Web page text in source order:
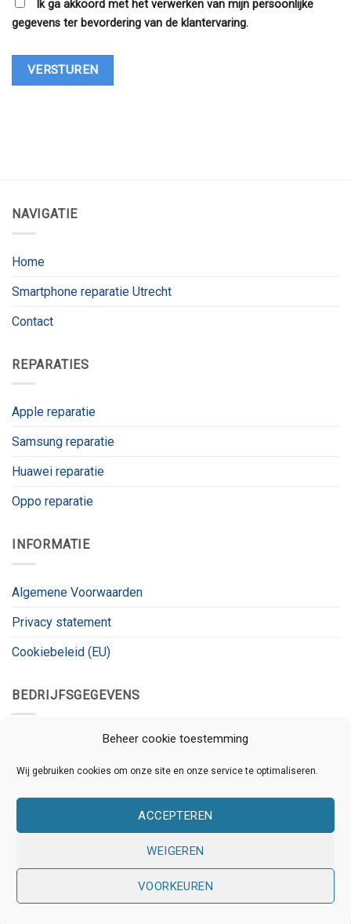
Beheer cookie toestemming
Wij gebruiken cookies om onze site en onze service te optimaliseren.
ACCEPTEREN
WEIGEREN
VOORKEUREN
Ik ga akkoord met het verwerken van mijn persoonlijke
gegevens ter bevordering van de klantervaring.
NAVIGATIE
Home
Smartphone reparatie Utrecht
Contact
REPARATIES
Apple reparatie
Samsung reparatie
Huawei reparatie
Oppo reparatie
INFORMATIE
Algemene Voorwaarden
Privacy statement
Cookiebeleid (EU)
BEDRIJFSGEGEVENS
3531 CL, Utrecht
BTW:BTW_ID
Copyright 2026 © Kanaalnet | Ontwikkeld door
Assistants